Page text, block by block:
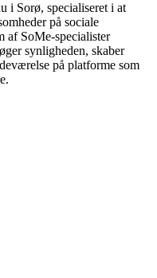
i Sorø, specialiseret i at
på sociale
af SoMe-specialister
synligheden, skaber
på platforme som